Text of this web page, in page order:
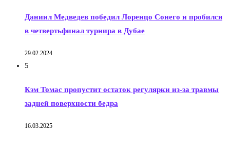
Даниил Медведев победил Лоренцо Сонего и пробился
в четвертьфинал турнира в Дубае
29.02.2024
5
Кэм Томас пропустит остаток регулярки из-за травмы
задней поверхности бедра
16.03.2025